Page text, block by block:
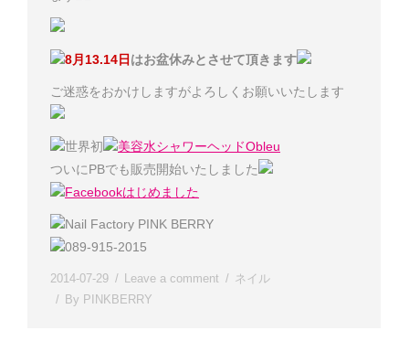
8月13.14日 はお盆休みとさせて頂きます
ご迷惑をおかけしますがよろしくお願いいたします
世界初
美容水シャワーヘッドObleu
ついにPBでも販売開始いたしました
Facebookはじめました
Nail Factory PINK BERRY
089-915-2015
2014-07-29 Leave a comment
ネイル
By PINKBERRY